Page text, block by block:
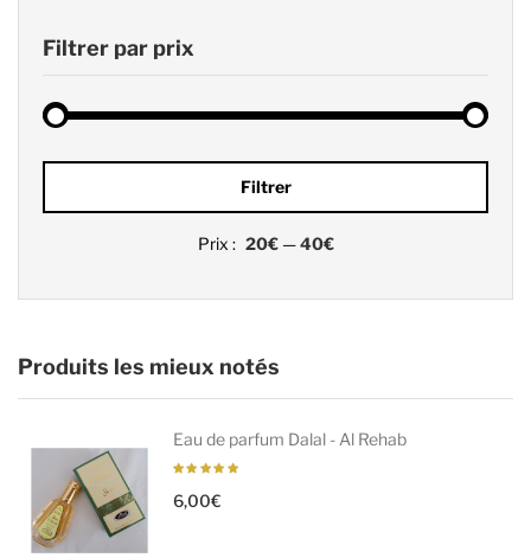
Filtrer par prix
min
max
Filtrer
Prix : 20€—40€
Produits les mieux notés
Eau de parfum Dalal - Al Rehab
6,00€